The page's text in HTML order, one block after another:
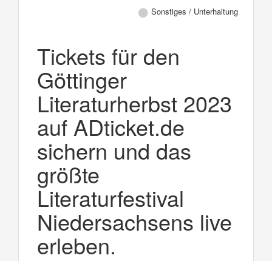
Sonstiges / Unterhaltung
Tickets für den
Göttinger
Literaturherbst 2023
auf ADticket.de
sichern und das
größte
Literaturfestival
Niedersachsens live
erleben.